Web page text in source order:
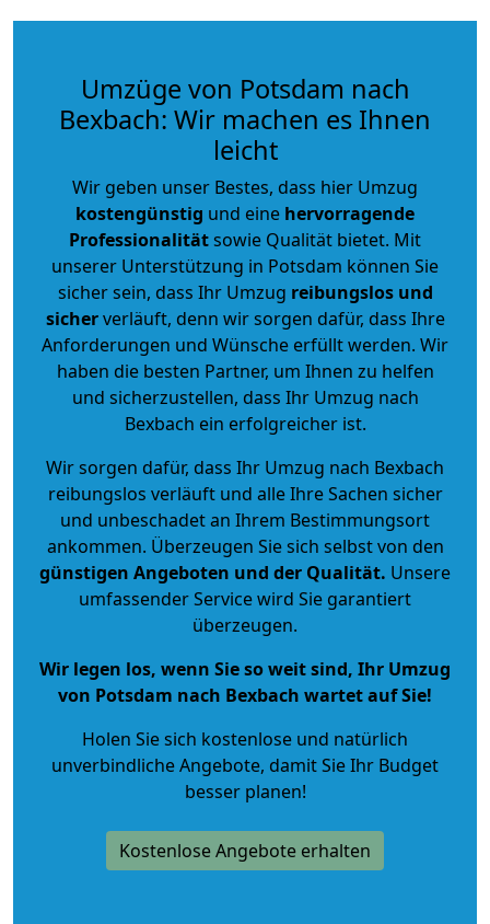
Umzüge von Potsdam nach
Bexbach: Wir machen es Ihnen
leicht
Wir geben unser Bestes, dass hier Umzug
kostengünstig und eine hervorragende
Professionalitätsowie Qualität bietet. Mit
unserer Unterstützung in Potsdam können Sie
sicher sein, dass Ihr Umzug reibungslos und
sicherverläuft, denn wir sorgen dafür, dass Ihre
Anforderungen und Wünsche erfüllt werden. Wir
haben die besten Partner, um Ihnen zu helfen
und sicherzustellen, dass Ihr Umzug nach
Bexbach ein erfolgreicher ist.
Wir sorgen dafür, dass Ihr Umzug nach Bexbach
reibungslos verläuft und alle Ihre Sachen sicher
und unbeschadet an Ihrem Bestimmungsort
ankommen. Überzeugen Sie sich selbst von den
günstigen Angeboten und der Qualität. Unsere
umfassender Service wird Sie garantiert
überzeugen.
Wir legen los, wenn Sie so weit sind, Ihr Umzug
von Potsdam nach Bexbach wartet auf Sie!
Holen Sie sich kostenlose und natürlich
unverbindliche Angebote, damit Sie Ihr Budget
besser planen!
Kostenlose Angebote erhalten